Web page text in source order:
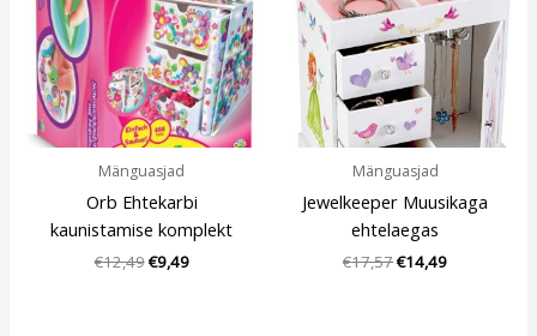
Mänguasjad
Orb Ehtekarbi
kaunistamise komplekt
€12,49€9,49
Mänguasjad
Jewelkeeper Muusikaga
ehtelaegas
€17,57€14,49